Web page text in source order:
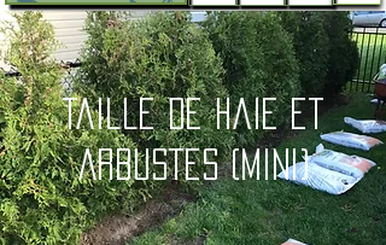
Taille de haie et
arbustes (Mini)